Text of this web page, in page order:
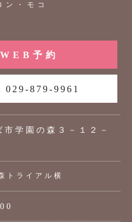
ン・モコ
WEB予約
029-879-9961
市学園の森３－１２－
トライアル横